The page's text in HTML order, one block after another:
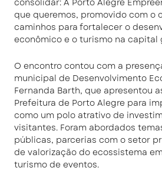
consolidar: A Porto Alegre
que queremos, promovido com o
caminhos para fortalecer o
econômico e o turismo na capital
O encontro contou com a
municipal de Desenvolvimento
Fernanda Barth, que apresentou
Prefeitura de Porto Alegre para
como um polo atrativo de
visitantes. Foram abordados
públicas, parcerias com o setor
de valorização do ecossistema
turismo de eventos.